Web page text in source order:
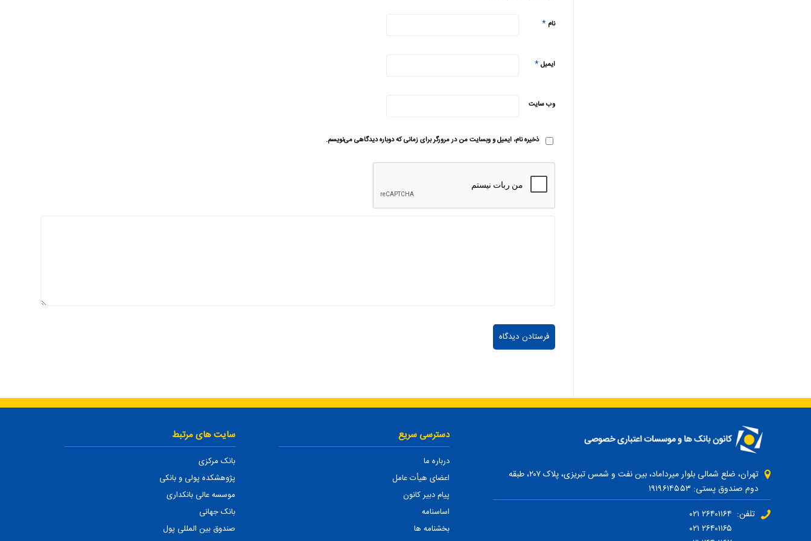
نام *
ایمیل*
وب‌ سایت
ذخیره نام، ایمیل و وبسایت من در مرورگر برای زمانی که دوباره دیدگاهی می‌نویسم.
تهران، ضلع شمالی بلوار میرداماد، بین نفت و شمس تبریزی، پلاک ۲۰۷، طبقه
دوم صندوق پستی: ۱۹۱۹۶۱۴۵۵۳
تلفن: ۲۶۴۰۱۱۶۴ ۰۲۱
دسترسی سریع
درباره ما
اعضای هیأت عامل
پیام دبیر کانون
اساسنامه
بخشنامه ها
سایت های مرتبط
بانک مرکزی
پژوهشکده پولی و بانکی
موسسه عالی بانکداری
بانک جهانی
صندوق بین المللی پول